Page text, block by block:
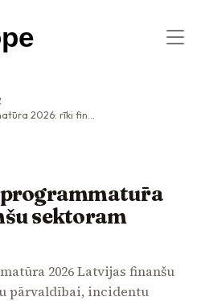
finanšu sektoram Latvijā
programmatūra
sektoram
2026 Latvijas finanšu
pārvaldībai, incidentu